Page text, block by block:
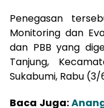
Penegasan
Monitoring dan
dan PBB yang
Tanjung,
Sukabumi, Rabu
Baca Juga: